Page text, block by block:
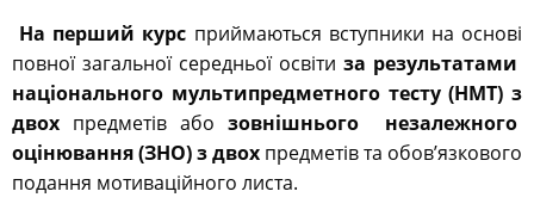
На перший курс приймаються вступники на основі
повної загальної середньої освіти за результатами
національного мультипредметного тесту (НМТ) з
двох предметів або зовнішнього незалежного
оцінювання (ЗНО) з двох предметів та обов’язкового
подання мотиваційного листа.